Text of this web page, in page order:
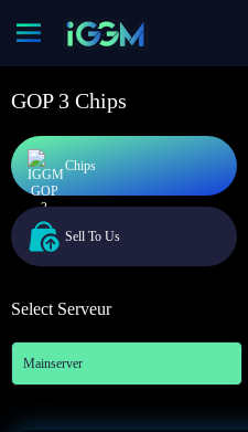
GOP 3 Chips
Chips
Sell To Us
Select Serveur
Mainserver